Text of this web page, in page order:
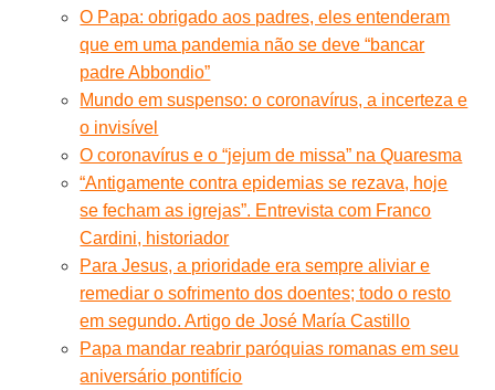
O Papa: obrigado aos padres, eles entenderam
que em uma pandemia não se deve “bancar
padre Abbondio”
Mundo em suspenso: o coronavírus, a incerteza e
o invisível
O coronavírus e o “jejum de missa” na Quaresma
“Antigamente contra epidemias se rezava, hoje
se fecham as igrejas”. Entrevista com Franco
Cardini, historiador
Para Jesus, a prioridade era sempre aliviar e
remediar o sofrimento dos doentes; todo o resto
em segundo. Artigo de José María Castillo
Papa mandar reabrir paróquias romanas em seu
aniversário pontifício